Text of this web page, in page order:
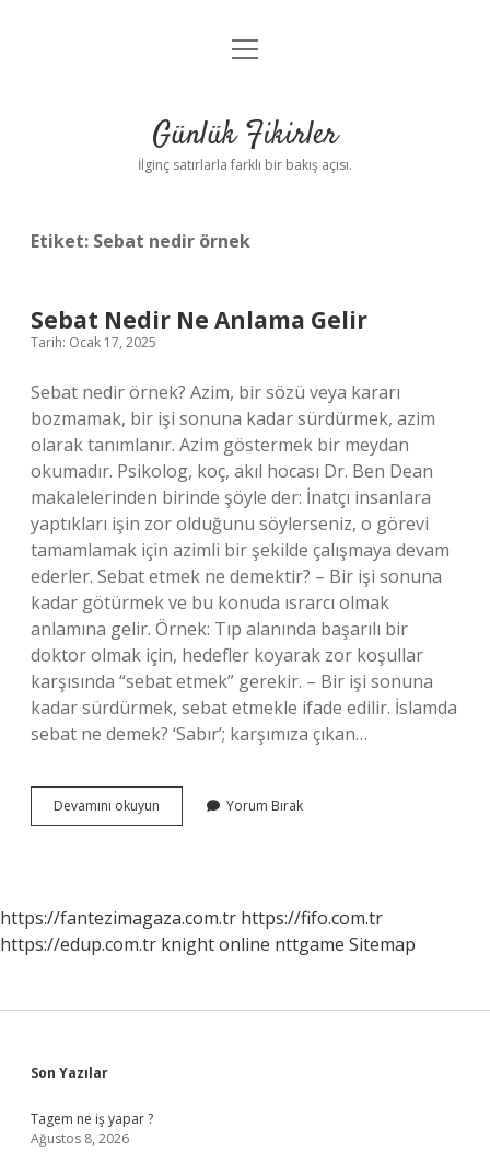
Anasayfa
Yasal Uyarı
menüyü
Günlük Fikirler
İlginç satırlarla farklı bir bakış açısı.
Etiket: Sebat nedir örnek
Sebat Nedir Ne Anlama Gelir
Tarih: Ocak 17, 2025
Sebat nedir örnek? Azim, bir sözü veya kararı
bozmamak, bir işi sonuna kadar sürdürmek, azim
olarak tanımlanır. Azim göstermek bir meydan
okumadır. Psikolog, koç, akıl hocası Dr. Ben Dean
makalelerinden birinde şöyle der: İnatçı insanlara
yaptıkları işin zor olduğunu söylerseniz, o görevi
tamamlamak için azimli bir şekilde çalışmaya devam
ederler. Sebat etmek ne demektir? – Bir işi sonuna
kadar götürmek ve bu konuda ısrarcı olmak
anlamına gelir. Örnek: Tıp alanında başarılı bir
doktor olmak için, hedefler koyarak zor koşullar
karşısında “sebat etmek” gerekir. – Bir işi sonuna
kadar sürdürmek, sebat etmekle ifade edilir. İslamda
sebat ne demek? ‘Sabır’; karşımıza çıkan…
Devamını okuyun
Nedir
Yorum Bırak
https://fantezimagaza.com.tr https://fifo.com.tr
https://edup.com.tr knight online nttgame Sitemap
Sidebar
Son Yazılar
Tagem ne iş yapar ?
Ağustos 8, 2026